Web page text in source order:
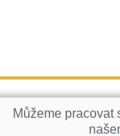
box.cz
Můžeme pracovat